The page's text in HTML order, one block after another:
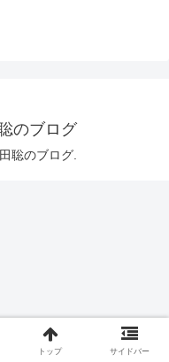
のブログ
聡のブログ.
トップ サイドバー